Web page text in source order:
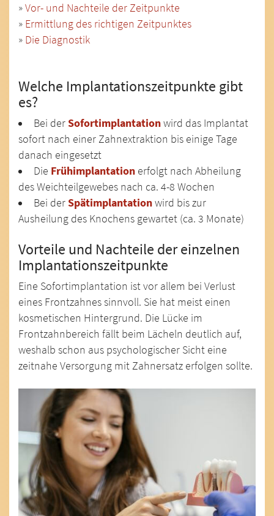
»Vor- und Nachteile der Zeitpunkte
» Ermittlung des richtigen Zeitpunktes
» Die Diagnostik
Welche Implantationszeitpunkte gibt
es?
Bei derSofortimplantationwird das Implantat
sofort nach einer Zahnextraktion bis einige Tage
danach eingesetzt
Die Frühimplantation erfolgt nach Abheilung
des Weichteilgewebes nach ca. 4-8 Wochen
Bei derSpätimplantationwird bis zur
Ausheilung des Knochens gewartet (ca. 3 Monate)
Vorteile und Nachteile der einzelnen
Implantationszeitpunkte
Eine Sofortimplantation ist vor allem bei Verlust
eines Frontzahnes sinnvoll. Sie hat meist einen
kosmetischen Hintergrund. Die Lücke im
Frontzahnbereich fällt beim Lächeln deutlich auf,
weshalb schon aus psychologischer Sicht eine
zeitnahe Versorgung mit Zahnersatz erfolgen sollte.